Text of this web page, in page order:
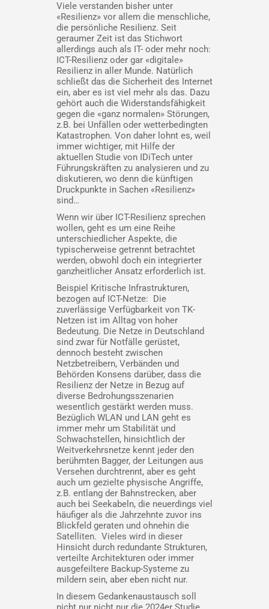
Viele verstanden bisher unter
«Resilienz» vor allem die menschliche,
die persönliche Resilienz. Seit
geraumer Zeit ist das Stichwort
allerdings auch als IT- oder mehr noch:
ICT-Resilienz oder gar «digitale»
Resilienz in aller Munde. Natürlich
schließt das die Sicherheit des Internet
ein, aber es ist viel mehr als das. Dazu
gehört auch die Widerstandsfähigkeit
gegen die «ganz normalen» Störungen,
z.B. bei Unfällen oder wetterbedingten
Katastrophen. Von daher lohnt es, weil
immer wichtiger, mit Hilfe der
aktuellen Studie von IDiTech unter
Führungskräften zu analysieren und zu
diskutieren, wo denn die künftigen
Druckpunkte in Sachen «Resilienz»
sind…
Wenn wir über ICT-Resilienz sprechen
wollen, geht es um eine Reihe
unterschiedlicher Aspekte, die
typischerweise getrennt betrachtet
werden, obwohl doch ein integrierter
ganzheitlicher Ansatz erforderlich ist.
Beispiel Kritische Infrastrukturen,
bezogen auf ICT-Netze: Die
zuverlässige Verfügbarkeit von TK-
Netzen ist im Alltag von hoher
Bedeutung. Die Netze in Deutschland
sind zwar für Notfälle gerüstet,
dennoch besteht zwischen
Netzbetreibern, Verbänden und
Behörden Konsens darüber, dass die
Resilienz der Netze in Bezug auf
diverse Bedrohungsszenarien
wesentlich gestärkt werden muss.
Bezüglich WLAN und LAN geht es
immer mehr um Stabilität und
Schwachstellen, hinsichtlich der
Weitverkehrsnetze kennt jeder den
berühmten Bagger, der Leitungen aus
Versehen durchtrennt, aber es geht
auch um gezielte physische Angriffe,
z.B. entlang der Bahnstrecken, aber
auch bei Seekabeln, die neuerdings viel
häufiger als die Jahrzehnte zuvor ins
Blickfeld geraten und ohnehin die
Satelliten. Vieles wird in dieser
Hinsicht durch redundante Strukturen,
verteilte Architekturen oder immer
ausgefeiltere Backup-Systeme zu
mildern sein, aber eben nicht nur.
In diesem Gedankenaustausch soll